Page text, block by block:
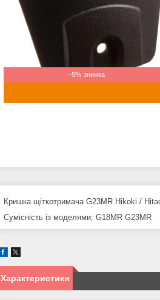
–5%
Кришка щіткотримача G23MR Hikoki /
Сумісність із моделями: G18MR G23MR
Характеристики